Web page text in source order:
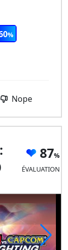
Nope
87
ÉVALUATION